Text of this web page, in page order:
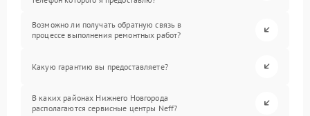
Возможно ли получать обратную связь в
процессе выполнения ремонтных работ?
Какую гарантию вы предоставляете?
В каких районах Нижнего Новгорода
располагаются сервисные центры Neff?